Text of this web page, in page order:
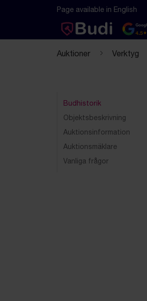
Hoppa till innehåll
Textbaserad (markdown) version av
Page available in English
4.5
Auktioner Verktyg
Budhistorik
Objektsbeskrivning
Auktionsinformation
Auktionsmäklare
Vanliga frågor